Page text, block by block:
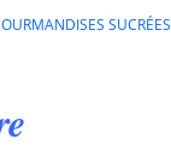
SUCRÉES